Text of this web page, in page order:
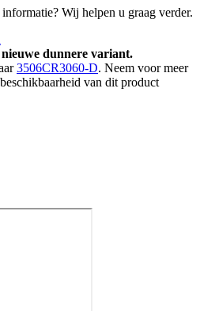
Wij helpen u graag verder.
nieuwe dunnere variant.
3506CR3060-D. Neem voor meer
van dit product